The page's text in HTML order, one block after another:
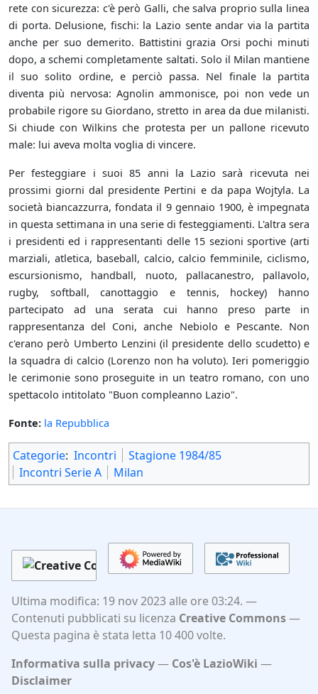
rete con sicurezza: c'è però Galli, che salva proprio sulla linea
di porta. Delusione, fischi: la Lazio sente andar via la partita
anche per suo demerito. Battistini grazia Orsi pochi minuti
dopo, a schemi completamente saltati. Solo il Milan mantiene
il suo solito ordine, e perciò passa. Nel finale la partita
diventa più nervosa: Agnolin ammonisce, poi non vede un
probabile rigore su Giordano, stretto in area da due milanisti.
Si chiude con Wilkins che protesta per un pallone ricevuto
male: lui aveva molta voglia di vincere.
Per festeggiare i suoi 85 anni la Lazio sarà ricevuta nei
prossimi giorni dal presidente Pertini e da papa Wojtyla. La
società biancazzurra, fondata il 9 gennaio 1900, è impegnata
in questa settimana in una serie di festeggiamenti. L'altra sera
i presidenti ed i rappresentanti delle 15 sezioni sportive (arti
marziali, atletica, baseball, calcio, calcio femminile, ciclismo,
escursionismo, handball, nuoto, pallacanestro, pallavolo,
rugby, softball, canottaggio e tennis, hockey) hanno
partecipato ad una serata cui hanno preso parte in
rappresentanza del Coni, anche Nebiolo e Pescante. Non
c'erano però Umberto Lenzini (il presidente dello scudetto) e
la squadra di calcio (Lorenzo non ha voluto). Ieri pomeriggio
le cerimonie sono proseguite in un teatro romano, con uno
spettacolo intitolato "Buon compleanno Lazio".
Fonte: la Repubblica
Categorie: Incontri
Stagione 1984/85
Incontri Serie A
Milan
Ultima modifica: 19 nov 2023 alle ore 03:24.
Contenuti pubblicati su licenza Creative Commons
Questa pagina è stata letta 10 400 volte.
Informativa sulla privacy
Cos'è LazioWiki
Disclaimer